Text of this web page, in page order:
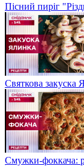
Пісний пиріг
Святкова закуска
Смужки-фоккача: